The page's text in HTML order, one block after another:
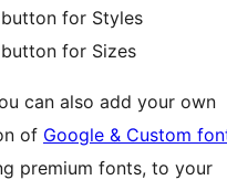
for Styles
for Sizes
can also add your own
of Google & Custom
premium fonts, to your